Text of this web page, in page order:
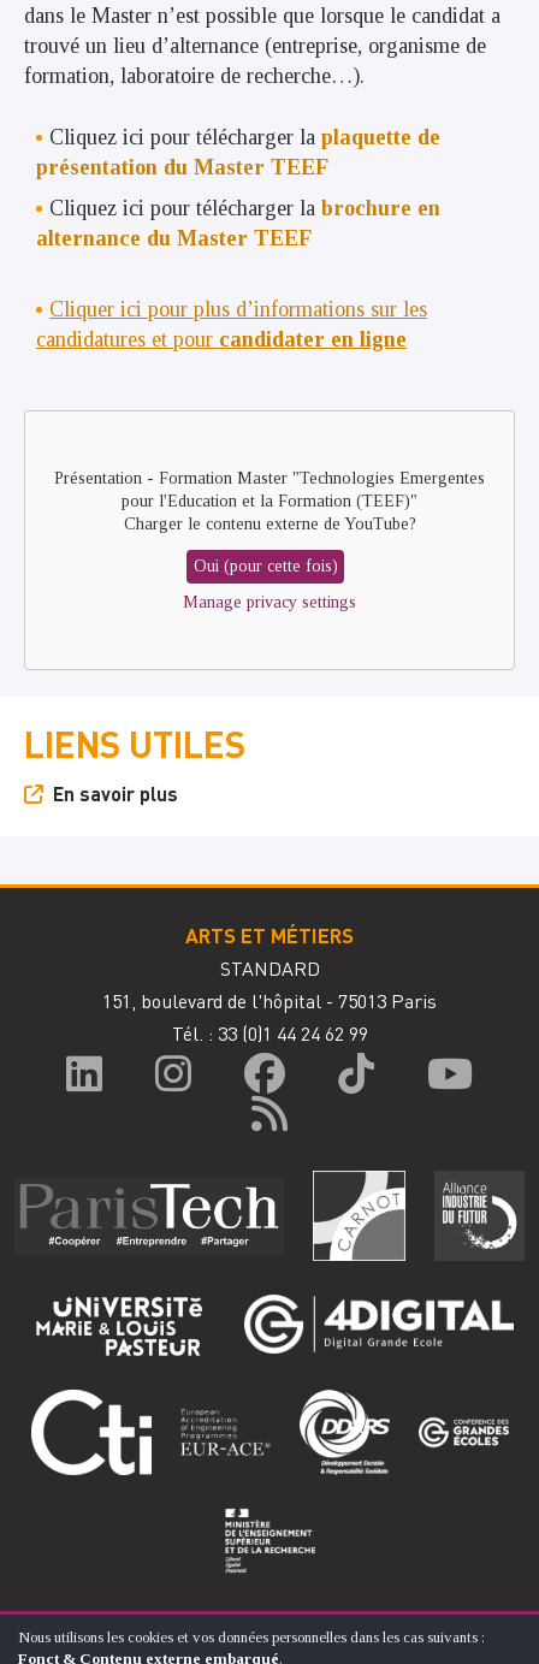
dans le Master n’est possible que lorsque le candidat a
trouvé un lieu d’alternance (entreprise, organisme de
formation, laboratoire de recherche…).
Cliquez ici pour télécharger la plaquette de
présentation du Master TEEF
Cliquez ici pour télécharger la brochure en
alternance du Master TEEF
Cliquer ici pour plus d’informations sur les
candidatures et pour candidater en ligne
Remote
Présentation - Formation Master "Technologies Emergentes
pour l'Education et la Formation (TEEF)"
Charger le contenu externe de YouTube?
Oui (pour cette fois)
Manage privacy settings
LIENS UTILES
En savoir plus
ARTS ET MÉTIERS
STANDARD
151, boulevard de l'hôpital - 75013 Paris
Tél. : 33 (0)1 44 24 62 99
UTILISATION
Nous utilisons les cookies et vos données personnelles dans les cas suivants :
Fonct & Contenu externe embarqué.